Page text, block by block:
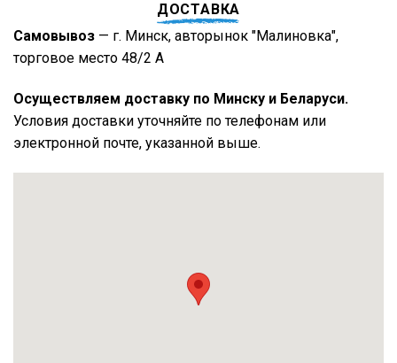
ДОСТАВКА
Самовывоз — г. Минск, авторынок "Малиновка",
торговое место 48/2 А
Осуществляем доставку по Минску и Беларуси.
Условия доставки уточняйте по телефонам или
электронной почте, указанной выше.